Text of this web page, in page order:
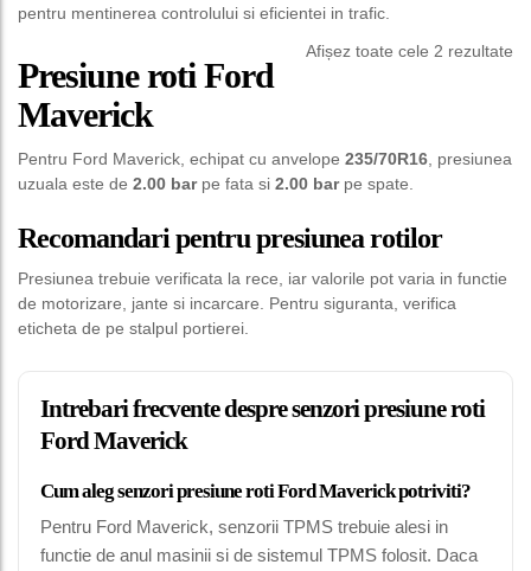
pentru mentinerea controlului si eficientei in trafic.
Afișez toate cele 2 rezultate
Presiune roti Ford
Maverick
Pentru Ford Maverick, echipat cu anvelope 235/70R16 , presiunea
uzuala este de 2.00 barpe fata si 2.00 barpe spate.
Recomandari pentru presiunea rotilor
Presiunea trebuie verificata la rece, iar valorile pot varia in functie
de motorizare, jante si incarcare. Pentru siguranta, verifica
eticheta de pe stalpul portierei.
Intrebari frecvente despre senzori presiune roti
Ford Maverick
Cum aleg senzori presiune roti Ford Maverick potriviti?
Pentru Ford Maverick, senzorii TPMS trebuie alesi in
functie de anul masinii si de sistemul TPMS folosit. Daca